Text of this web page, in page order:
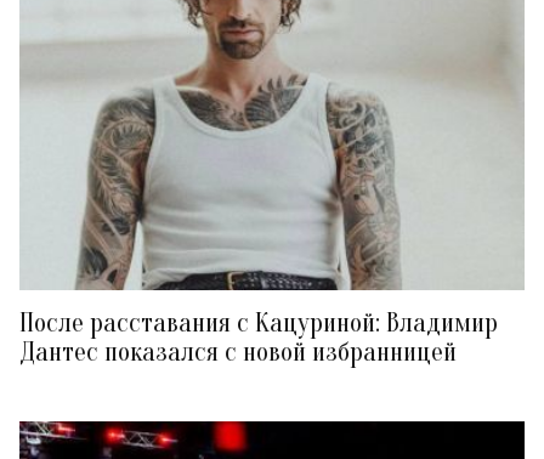
После расставания с Кацуриной: Владимир
Дантес показался с новой избранницей